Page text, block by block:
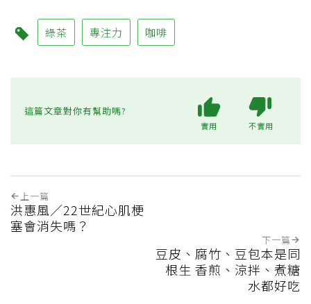
綠茶 專注力 咖啡
這篇文章對你有幫助嗎?
實用 不實用
上一篇
洪惠風／22世紀心肌梗
塞會消失嗎？
下一篇
豆皮、腐竹、豆包本是同
根生 香煎、涼拌、煮糖
水都好吃